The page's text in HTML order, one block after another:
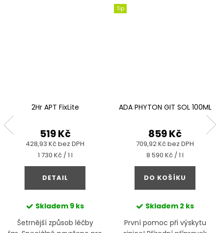
2Hr APT FixLite
428,93 Kč bez DPH
519 Kč
Měrná
cena:
1 730 Kč / 1 l
DETAIL
Skladem 9 ks
Šetrnější způsob léčby
Tip
ADA PHYTON GIT SOL 100ML
709,92 Kč bez DPH
859 Kč
Měrná
cena:
8 590 Kč / 1 l
DO KOŠÍKU
Skladem 2 ks
První pomoc při výskytu